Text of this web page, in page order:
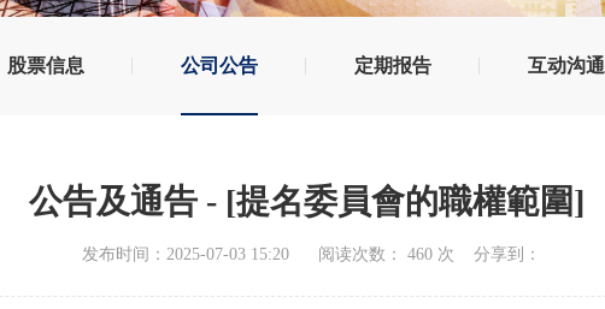
股票信息 公司公告 定期报告 互动沟通
公告及通告 - [提名委員會的職權範圍]
发布时间：2025-07-03 15:20 阅读次数： 460次 分享到：